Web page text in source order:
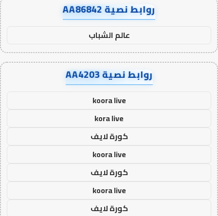
روابط نصية AA86842
عالم الشباب
روابط نصية AA4203
koora live
kora live
كورة لايف
koora live
كورة لايف
koora live
كورة لايف